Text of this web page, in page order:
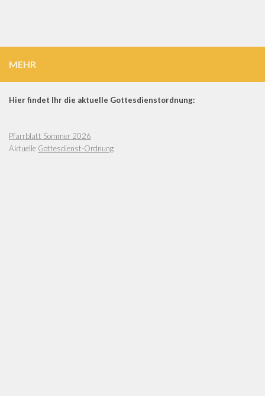
MEHR
Hier findet Ihr die aktuelle Gottesdienstordnung:
Pfarrblatt Sommer 2026
Aktuelle Gottesdienst-Ordnung